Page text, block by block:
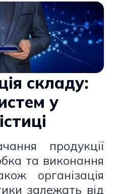
складу:
у
продукції
та виконання
організація
залежать від